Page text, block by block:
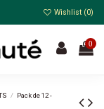
Wishlist (0)
0
Pack de 12 -